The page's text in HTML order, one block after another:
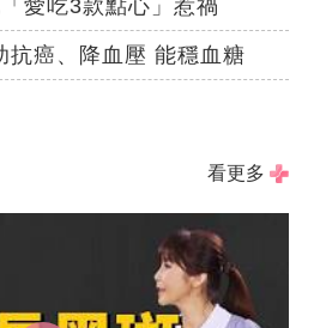
愛吃3款點心」惹禍
抗癌、降血壓 能穩血糖
看更多